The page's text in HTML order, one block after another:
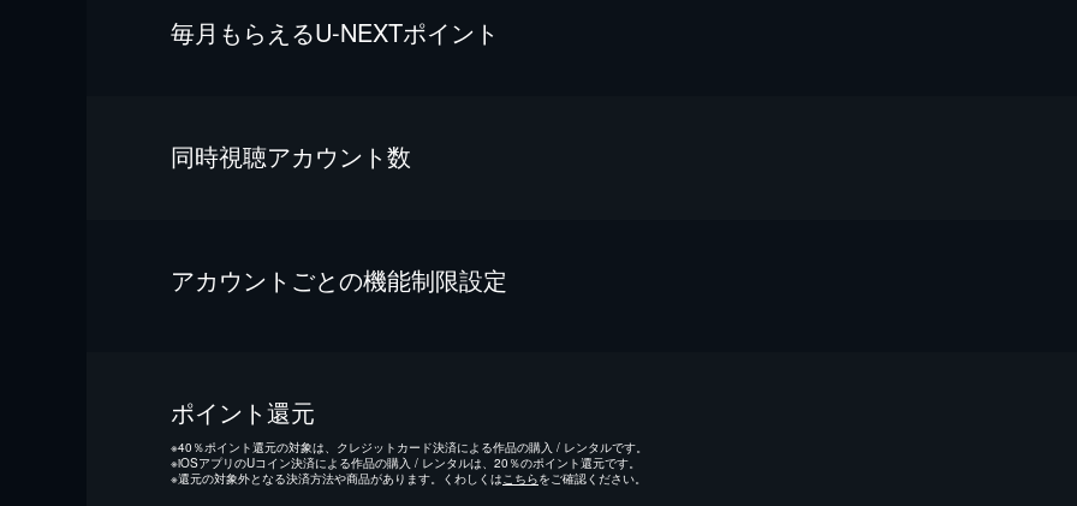
毎⽉もらえるU-NEXTポイント
同時視聴アカウント数
アカウントごとの機能制限設定
ポイント還元
※40％ポイント還元の対象は、クレジットカード決済による作品の購入 / レンタルです。
※iOSアプリのUコイン決済による作品の購入 / レンタルは、20％のポイント還元です。
※還元の対象外となる決済方法や商品があります。くわしくは こちらをご確認ください。